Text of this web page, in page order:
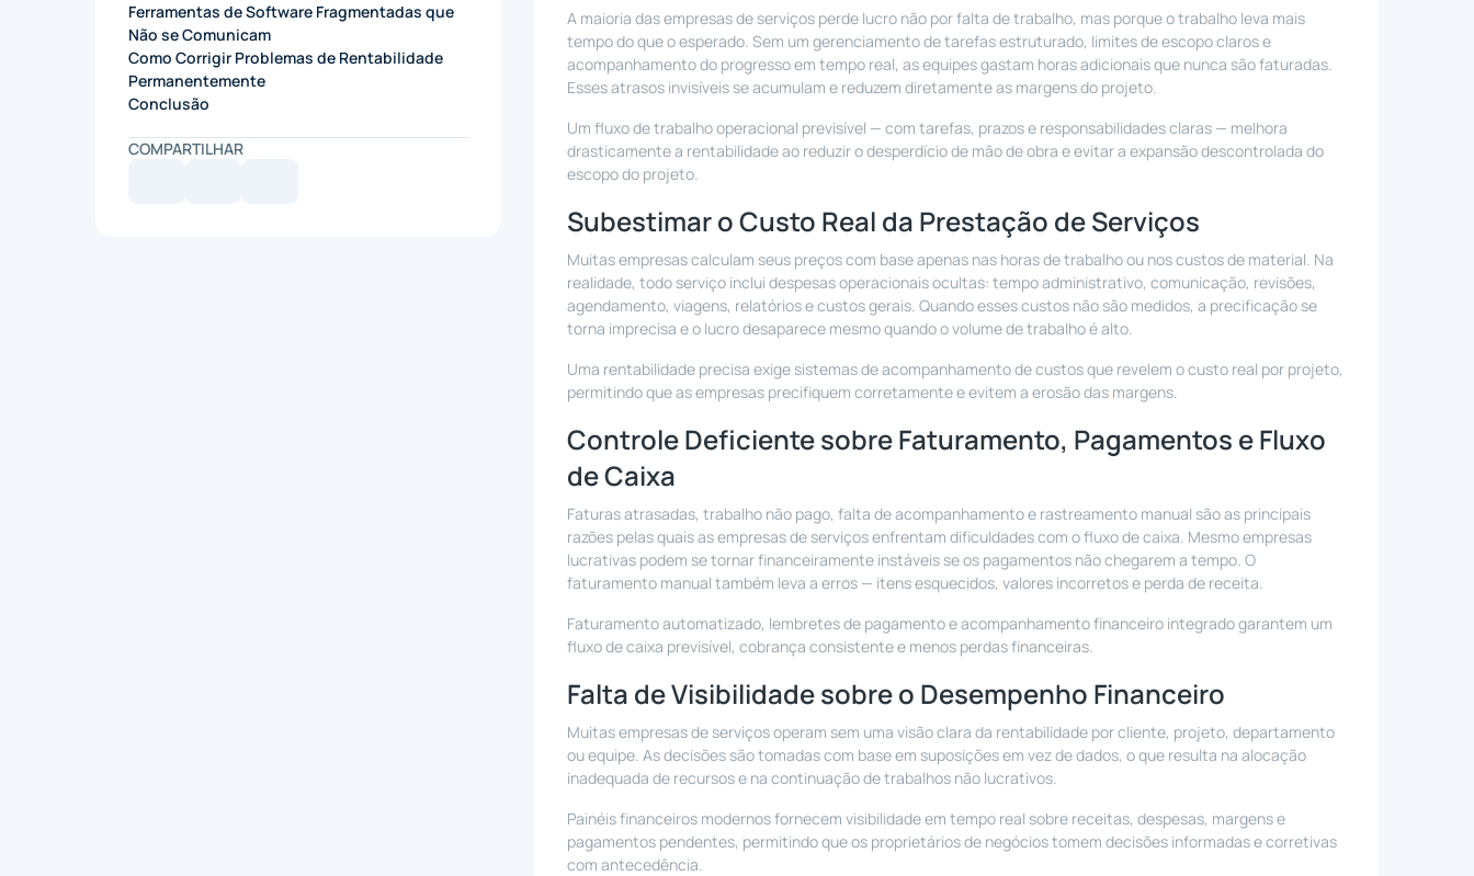
Ferramentas de Software Fragmentadas que
Não se Comunicam
Como Corrigir Problemas de Rentabilidade
Permanentemente
Conclusão
COMPARTILHAR
A maioria das empresas de serviços perde lucro não por falta de trabalho, mas porque o trabalho leva mais
tempo do que o esperado. Sem um gerenciamento de tarefas estruturado, limites de escopo claros e
acompanhamento do progresso em tempo real, as equipes gastam horas adicionais que nunca são faturadas.
Esses atrasos invisíveis se acumulam e reduzem diretamente as margens do projeto.
Um fluxo de trabalho operacional previsível — com tarefas, prazos e responsabilidades claras — melhora
drasticamente a rentabilidade ao reduzir o desperdício de mão de obra e evitar a expansão descontrolada do
escopo do projeto.
Subestimar o Custo Real da Prestação de Serviços
Muitas empresas calculam seus preços com base apenas nas horas de trabalho ou nos custos de material. Na
realidade, todo serviço inclui despesas operacionais ocultas: tempo administrativo, comunicação, revisões,
agendamento, viagens, relatórios e custos gerais. Quando esses custos não são medidos, a precificação se
torna imprecisa e o lucro desaparece mesmo quando o volume de trabalho é alto.
Uma rentabilidade precisa exige sistemas de acompanhamento de custos que revelem o custo real por projeto,
permitindo que as empresas precifiquem corretamente e evitem a erosão das margens.
Controle Deficiente sobre Faturamento, Pagamentos e Fluxo
de Caixa
Faturas atrasadas, trabalho não pago, falta de acompanhamento e rastreamento manual são as principais
razões pelas quais as empresas de serviços enfrentam dificuldades com o fluxo de caixa. Mesmo empresas
lucrativas podem se tornar financeiramente instáveis se os pagamentos não chegarem a tempo. O
faturamento manual também leva a erros — itens esquecidos, valores incorretos e perda de receita.
Faturamento automatizado, lembretes de pagamento e acompanhamento financeiro integrado garantem um
fluxo de caixa previsível, cobrança consistente e menos perdas financeiras.
Falta de Visibilidade sobre o Desempenho Financeiro
Muitas empresas de serviços operam sem uma visão clara da rentabilidade por cliente, projeto, departamento
ou equipe. As decisões são tomadas com base em suposições em vez de dados, o que resulta na alocação
inadequada de recursos e na continuação de trabalhos não lucrativos.
Painéis financeiros modernos fornecem visibilidade em tempo real sobre receitas, despesas, margens e
pagamentos pendentes, permitindo que os proprietários de negócios tomem decisões informadas e corretivas
com antecedência.